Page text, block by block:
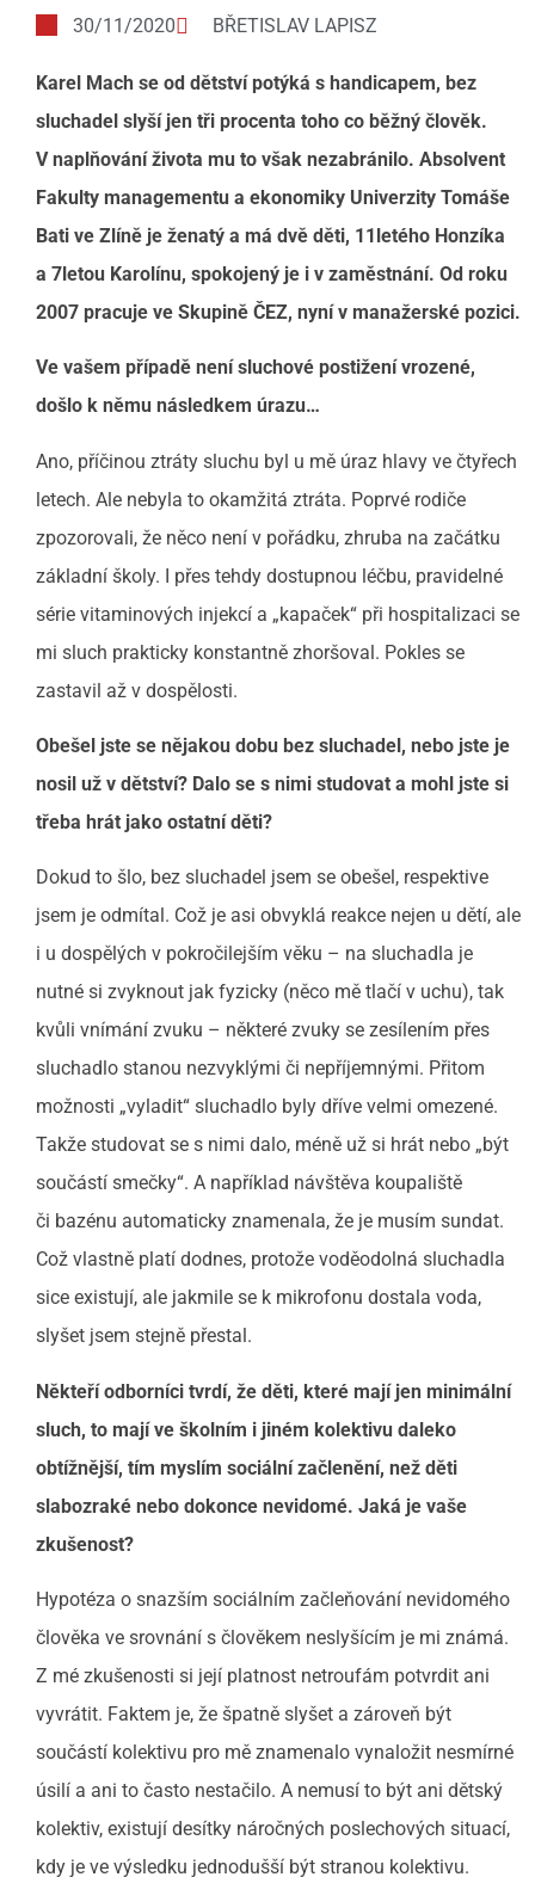
30/11/2020 BŘETISLAV LAPISZ
Karel Mach se od dětství potýká s handicapem, bez
sluchadel slyší jen tři procenta toho co běžný člověk.
V naplňování života mu to však nezabránilo. Absolvent
Fakulty managementu a ekonomiky Univerzity Tomáše
Bati ve Zlíně je ženatý a má dvě děti, 11letého Honzíka
a 7letou Karolínu, spokojený je i v zaměstnání. Od roku
2007 pracuje ve Skupině ČEZ, nyní v manažerské pozici.
Ve vašem případě není sluchové postižení vrozené,
došlo k němu následkem úrazu…
Ano, příčinou ztráty sluchu byl u mě úraz hlavy ve čtyřech
letech. Ale nebyla to okamžitá ztráta. Poprvé rodiče
zpozorovali, že něco není v pořádku, zhruba na začátku
základní školy. I přes tehdy dostupnou léčbu, pravidelné
série vitaminových injekcí a „kapaček“ při hospitalizaci se
mi sluch prakticky konstantně zhoršoval. Pokles se
zastavil až v dospělosti.
Obešel jste se nějakou dobu bez sluchadel, nebo jste je
nosil už v dětství? Dalo se s nimi studovat a mohl jste si
třeba hrát jako ostatní děti?
Dokud to šlo, bez sluchadel jsem se obešel, respektive
jsem je odmítal. Což je asi obvyklá reakce nejen u dětí, ale
i u dospělých v pokročilejším věku – na sluchadla je
nutné si zvyknout jak fyzicky (něco mě tlačí v uchu), tak
kvůli vnímání zvuku – některé zvuky se zesílením přes
sluchadlo stanou nezvyklými či nepříjemnými. Přitom
možnosti „vyladit“ sluchadlo byly dříve velmi omezené.
Takže studovat se s nimi dalo, méně už si hrát nebo „být
součástí smečky“. A například návštěva koupaliště
či bazénu automaticky znamenala, že je musím sundat.
Což vlastně platí dodnes, protože voděodolná sluchadla
sice existují, ale jakmile se k mikrofonu dostala voda,
slyšet jsem stejně přestal.
Někteří odborníci tvrdí, že děti, které mají jen minimální
sluch, to mají ve školním i jiném kolektivu daleko
obtížnější, tím myslím sociální začlenění, než děti
slabozraké nebo dokonce nevidomé. Jaká je vaše
zkušenost?
Hypotéza o snazším sociálním začleňování nevidomého
člověka ve srovnání s člověkem neslyšícím je mi známá.
Z mé zkušenosti si její platnost netroufám potvrdit ani
vyvrátit. Faktem je, že špatně slyšet a zároveň být
součástí kolektivu pro mě znamenalo vynaložit nesmírné
úsilí a ani to často nestačilo. A nemusí to být ani dětský
kolektiv, existují desítky náročných poslechových situací,
kdy je ve výsledku jednodušší být stranou kolektivu.